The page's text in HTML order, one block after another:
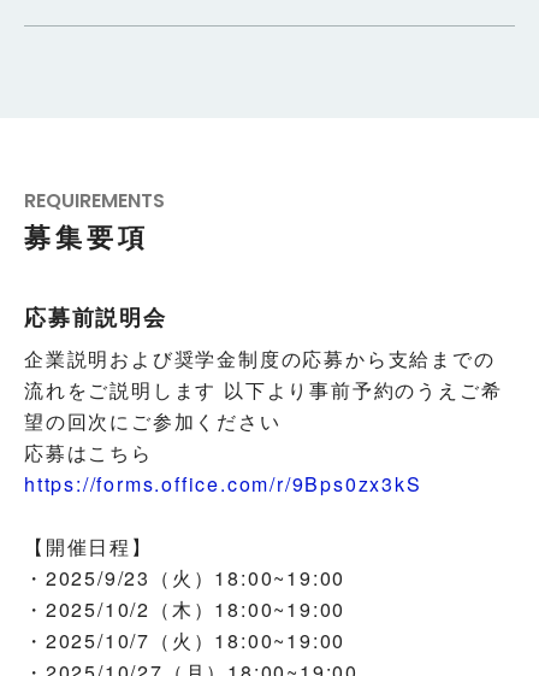
REQUIREMENTS
募集要項
応募前説明会
企業説明および奨学金制度の応募から支給までの
流れをご説明します 以下より事前予約のうえご希
望の回次にご参加ください
応募はこちら
https://forms.office.com/r/9Bps0zx3kS
【開催日程】
・2025/9/23（火）18:00~19:00
・2025/10/2（木）18:00~19:00
・2025/10/7（火）18:00~19:00